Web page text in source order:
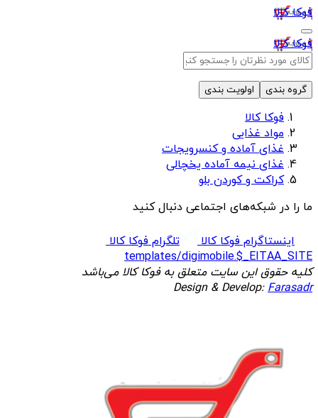
فوکا کالا
فوکا کالا
گروه بندی اولویت بندی
فوکا کالا
مواد غذایی
غذای آماده و کنسرویجات
غذای نیمه آماده یخچالی
کراکت و کوردن بلو
ما را در شبکه‌های اجتماعی دنبال کنید
اینستاگرام فوکا کالا
تلگرام فوکا کالا
templates/digimobile.$_EITAA_SITE
کلیه حقوق این سایت متعلق به فوکا کالا می‌باشد
Design & Develop:Farasadr